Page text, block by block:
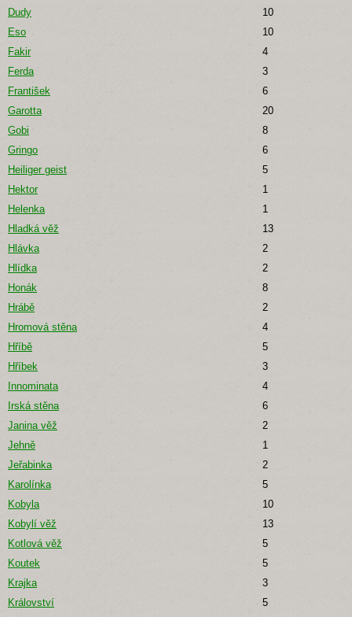
Dudy
10
Eso
10
Fakir
4
Ferda
3
František
6
Garotta
20
Gobi
8
Gringo
6
Heiliger geist
5
Hektor
1
Helenka
1
Hladká věž
13
Hlávka
2
Hlídka
2
Honák
8
Hrábě
2
Hromová stěna
4
Hříbě
5
Hříbek
3
Innominata
4
Irská stěna
6
Janina věž
2
Jehně
1
Jeřabinka
2
Karolínka
5
Kobyla
10
Kobylí věž
13
Kotlová věž
5
Koutek
5
Krajka
3
Království
5